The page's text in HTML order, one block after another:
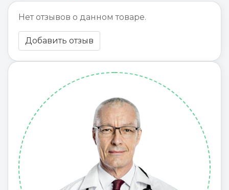
Нет отзывов о данном товаре.
Добавить отзыв